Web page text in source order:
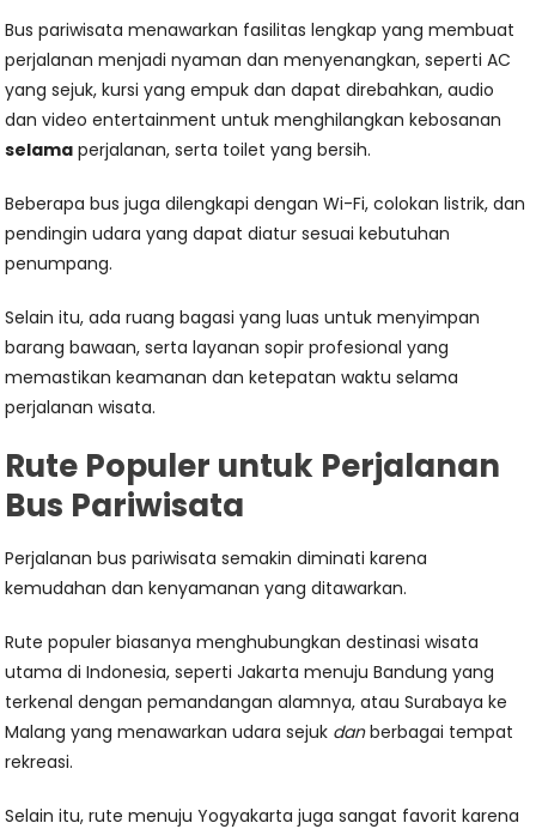
Bus pariwisata menawarkan fasilitas lengkap yang membuat
perjalanan menjadi nyaman dan menyenangkan, seperti AC
yang sejuk, kursi yang empuk dan dapat direbahkan, audio
dan video entertainment untuk menghilangkan kebosanan
selama perjalanan, serta toilet yang bersih.
Beberapa bus juga dilengkapi dengan Wi-Fi, colokan listrik, dan
pendingin udara yang dapat diatur sesuai kebutuhan
penumpang.
Selain itu, ada ruang bagasi yang luas untuk menyimpan
barang bawaan, serta layanan sopir profesional yang
memastikan keamanan dan ketepatan waktu selama
perjalanan wisata.
Rute Populer untuk Perjalanan
Bus Pariwisata
Perjalanan bus pariwisata semakin diminati karena
kemudahan dan kenyamanan yang ditawarkan.
Rute populer biasanya menghubungkan destinasi wisata
utama di Indonesia, seperti Jakarta menuju Bandung yang
terkenal dengan pemandangan alamnya, atau Surabaya ke
Malang yang menawarkan udara sejuk danberbagai tempat
rekreasi.
Selain itu, rute menuju Yogyakarta juga sangat favorit karena